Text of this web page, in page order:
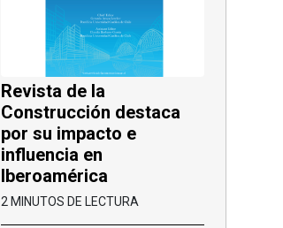
Revista de la
Construcción destaca
por su impacto e
influencia en
Iberoamérica
2 MINUTOS DE LECTURA